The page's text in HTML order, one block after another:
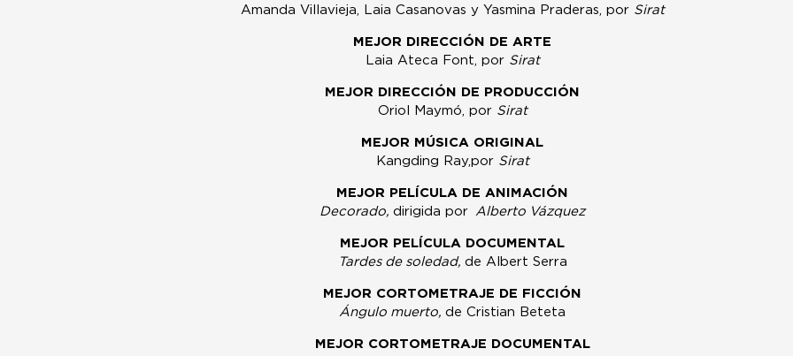
Amanda Villavieja, Laia Casanovas y Yasmina Praderas, por Sirat
MEJOR DIRECCIÓN DE ARTE
Laia Ateca Font, por Sirat
MEJOR DIRECCIÓN DE PRODUCCIÓN
Oriol Maymó, por Sirat
MEJOR MÚSICA ORIGINAL
Kangding Ray,por Sirat
MEJOR PELÍCULA DE ANIMACIÓN
Decorado,dirigida por Alberto Vázquez
MEJOR PELÍCULA DOCUMENTAL
Tardes de soledad, de Albert Serra
MEJOR CORTOMETRAJE DE FICCIÓN
Ángulo muerto,de Cristian Beteta
MEJOR CORTOMETRAJE DOCUMENTAL